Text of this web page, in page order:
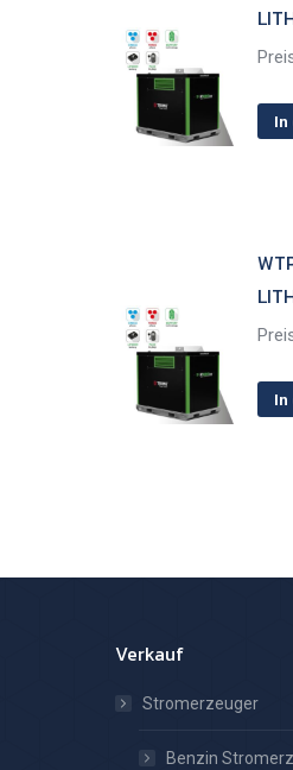
In
In
Verkauf
Stromerzeuger
Benzin